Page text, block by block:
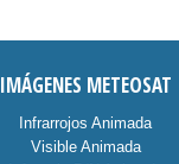
IMÁGENES METEOSAT
Infrarrojos Animada
Visible Animada